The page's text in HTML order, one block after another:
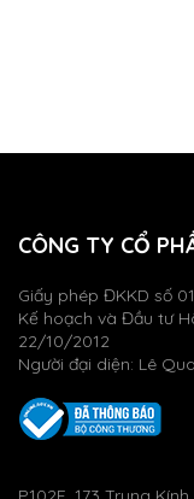
CÔNG TY CỔ
Giấy phép ĐKKD số
Kế hoạch và Đầu tư
22/10/2012
Người đại diện: Lê